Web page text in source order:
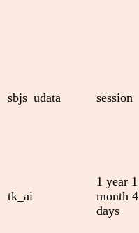
sbjs_udata session
tk_ai
1 year 1
month 4
days